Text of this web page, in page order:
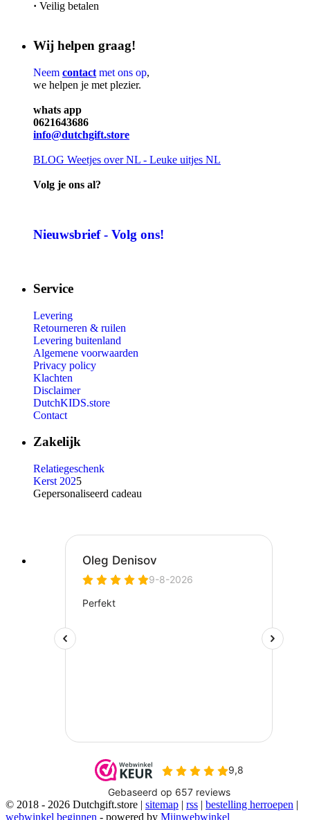
· Veilig betalen
Wij helpen graag!
Neem contact met ons op,
we helpen je met plezier.
whats app
0621643686
info@dutchgift.store
BLOG Weetjes over NL - Leuke uitjes NL
Volg je ons al?
Nieuwsbrief - Volg ons!
Service
Levering
Retourneren & ruilen
Levering buitenland
Algemene voorwaarden
Privacy policy
Klachten
Disclaimer
DutchKIDS.store
Contact
Zakelijk
Relatiegeschenk
Kerst 2025
Gepersonaliseerd cadeau
© 2018 - 2026 Dutchgift.store | sitemap | rss | bestelling herroepen |
webwinkel beginnen - powered by Mijnwebwinkel